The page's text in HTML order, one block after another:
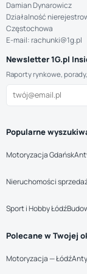
Damian Dynarowicz
Działalność
Częstochowa
E-mail: rachunki@1g.pl
Newsletter 1G.pl
Raporty rynkowe,
Popularne
Motoryzacja Gdańsk
Nieruchomości
Sport i Hobby Łódź
Polecane w Twojej
Motoryzacja — Łódź